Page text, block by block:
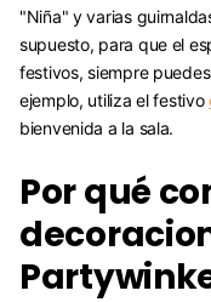
"Niña" y varias
supuesto, para que el
festivos, siempre
ejemplo, utiliza el festivo
bienvenida a la sala.
Por qué